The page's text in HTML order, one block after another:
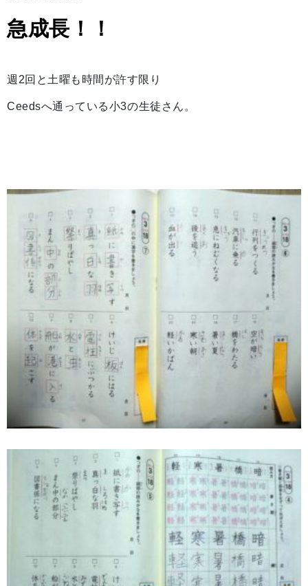
急成長！！
週2回と土曜も時間が許す限り
Ceedsへ通っている小3の生徒さん。